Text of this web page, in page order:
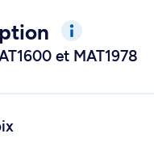
et MAT1978